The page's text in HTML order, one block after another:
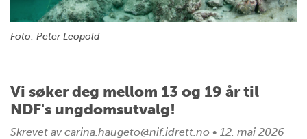
Foto: Peter Leopold
Vi søker deg mellom 13 og 19 år til
NDF's ungdomsutvalg!
Skrevet av carina.haugeto@nif.idrett.no • 12. mai 2026